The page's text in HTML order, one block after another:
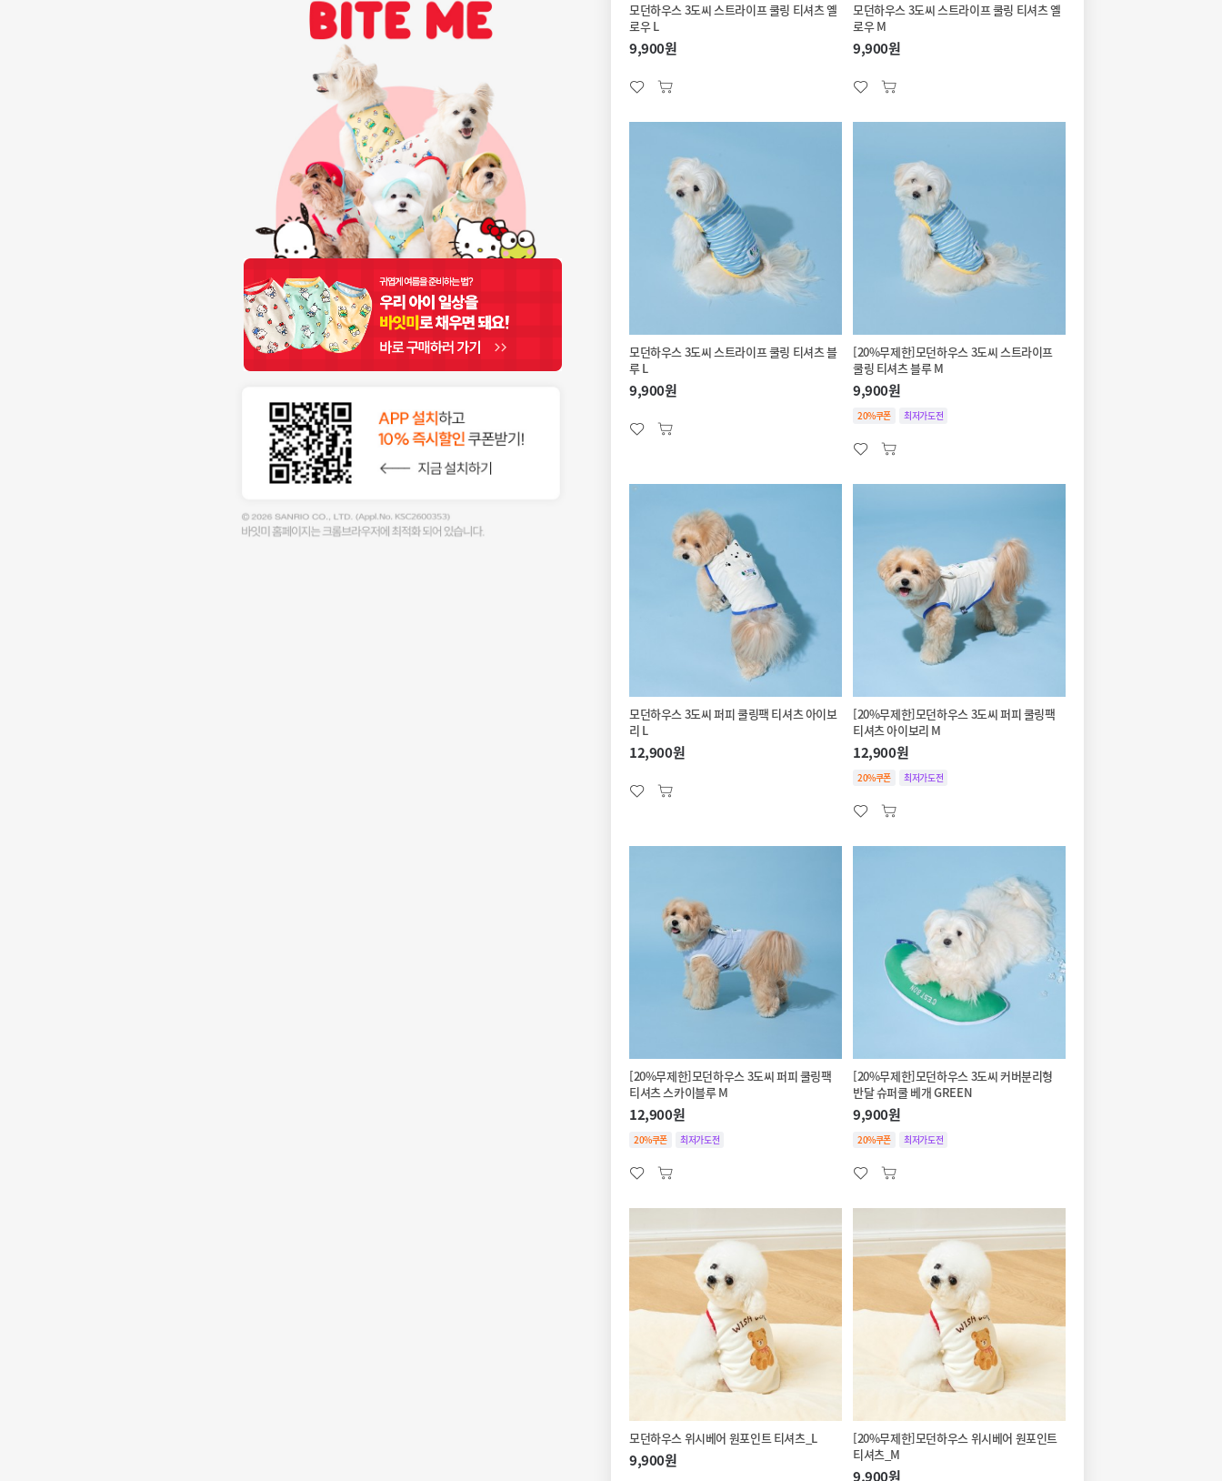
모던하우스 3도씨 스트라이프 쿨링 티셔츠 옐
로우 L
9,900원
모던하우스 3도씨 스트라이프 쿨링 티셔츠 옐
로우 M
9,900원
모던하우스 3도씨 스트라이프 쿨링 티셔츠 블
루 L
9,900원
[20%무제한]모던하우스 3도씨 스트라이프
쿨링 티셔츠 블루 M
9,900원
20%쿠폰 최저가도전
모던하우스 3도씨 퍼피 쿨링팩 티셔츠 아이보
리 L
12,900원
[20%무제한]모던하우스 3도씨 퍼피 쿨링팩
티셔츠 아이보리 M
12,900원
20%쿠폰 최저가도전
[20%무제한]모던하우스 3도씨 퍼피 쿨링팩
티셔츠 스카이블루 M
12,900원
20%쿠폰 최저가도전
[20%무제한]모던하우스 3도씨 커버분리형
반달 슈퍼쿨 베개 GREEN
9,900원
20%쿠폰 최저가도전
모던하우스 위시베어 원포인트 티셔츠_L
9,900원
[20%무제한]모던하우스 위시베어 원포인트
티셔츠_M
9,900원